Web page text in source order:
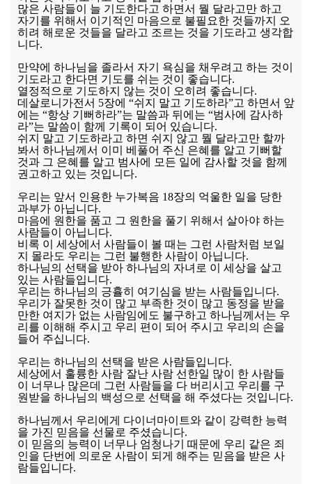
많은 사람들이 늘 기도한다고 하면서 뭘 달라고만 하고
자기를 위해서 이기적인 마음으로 불필요한 것들까지 오
히려 해로운 것들을 달라고 조르는 것을 기도라고 생각합
니다.
만약에 하나님을 졸라서 자기 욕심을 채우려고 하는 것이
기도라고 한다면 기도를 쉬는 것이 좋습니다.
열정적으로 기도하지 않는 것이 오히려 좋습니다.
데살로니가전서 5장에 “쉬지 말고 기도하라”고 하면서 앞
에는 “항상 기뻐하라”는 말씀과 뒤에는 “범사에 감사하
라”는 말씀이 함께 기록이 되어 있습니다.
쉬지 말고 기도하라고 하면 쉬지 않고 뭘 달라고만 할까
봐서 하나님께서 이미 베풀어 주신 은혜를 알고 기뻐할
것과 그 은혜를 알고 범사에 모든 일에 감사할 것을 함께
권고하고 있는 것입니다.
우리는 앞서 인용한 누가복음 18장의 억울한 일을 당한
과부가 아닙니다.
마음에 원한을 품고 그 원한을 풀기 위해서 살아야 하는
사람들이 아닙니다.
비록 이 세상에서 사람들이 볼 때는 그런 사람처럼 보일
지 몰라도 우리는 그런 불행한 사람이 아닙니다.
하나님의 선택을 받아 하나님의 자녀로 이 세상을 살고
있는 사람들입니다.
우리는 하나님의 긍휼히 여기심을 받는 사람들입니다.
우리가 잘못한 것이 많고 부족한 것이 많고 동정을 받을
만한 여지가 없는 사람임에도 불구하고 하나님께서는 우
리를 이해해 주시고 우리 편이 되어 주시고 우리의 손을
들어 주십니다.
우리는 하나님의 선택을 받은 사람들입니다.
세상에서 훌륭한 사람 잘난 사람 선한일 많이 한 사람들
이 너무나 많은데 그런 사람들을 다 버리시고 우리를 구
원받을 하나님의 백성으로 선택을 해 주셨다는 것입니다.
하나님께서 우리에게 다이너마이트와 같이 강력한 능력
을 가진 믿음을 선물로 주셨습니다.
이 믿음의 능력이 너무나 엄청나기 때문에 우리 같은 죄
인을 단번에 의로운 사람이 되게 해주는 믿음을 받은 사
람들입니다.